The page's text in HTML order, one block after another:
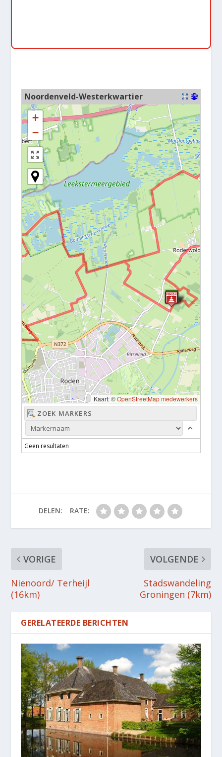
Noordenveld-Westerkwartier
+
−
Kaart: ©OpenStreetMap medewerkers
Geen resultaten
DELEN: RATE:
VORIGE
Nienoord/ Terheijl
(16km)
VOLGENDE
Stadswandeling
Groningen (7km)
GERELATEERDE BERICHTEN